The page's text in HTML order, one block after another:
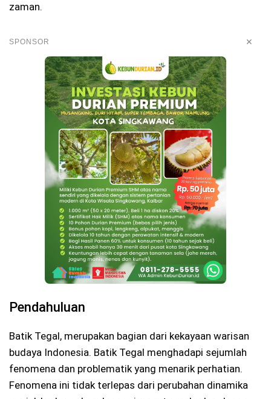
zaman.
SPONSOR ✕
Pendahuluan
Batik Tegal, merupakan bagian dari kekayaan warisan
budaya Indonesia. Batik Tegal menghadapi sejumlah
fenomena dan problematik yang menarik perhatian.
Fenomena ini tidak terlepas dari perubahan dinamika